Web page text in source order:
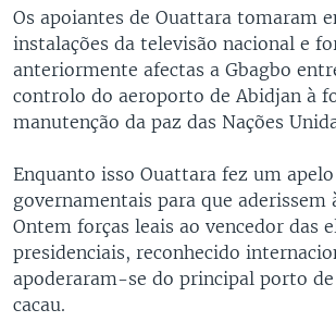
Os apoiantes de Ouattara tomaram
instalações da televisão nacional e
anteriormente afectas a Gbagbo
controlo do aeroporto de Abidjan à
manutenção da paz das Nações
Enquanto isso Ouattara fez um
governamentais para que aderissem
Ontem forças leais ao vencedor das
presidenciais, reconhecido
apoderaram-se do principal porto
cacau.